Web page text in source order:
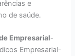
e
de saúde.
Empresarial-
Empresarial-